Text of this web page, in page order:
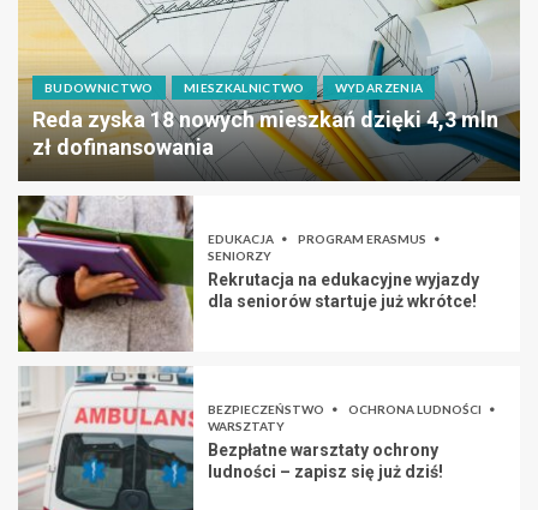
BUDOWNICTWO MIESZKALNICTWO WYDARZENIA
Reda zyska 18 nowych mieszkań dzięki 4,3 mln
zł dofinansowania
EDUKACJA
PROGRAM ERASMUS
SENIORZY
Rekrutacja na edukacyjne wyjazdy
dla seniorów startuje już wkrótce!
BEZPIECZEŃSTWO
OCHRONA LUDNOŚCI
WARSZTATY
Bezpłatne warsztaty ochrony
ludności – zapisz się już dziś!